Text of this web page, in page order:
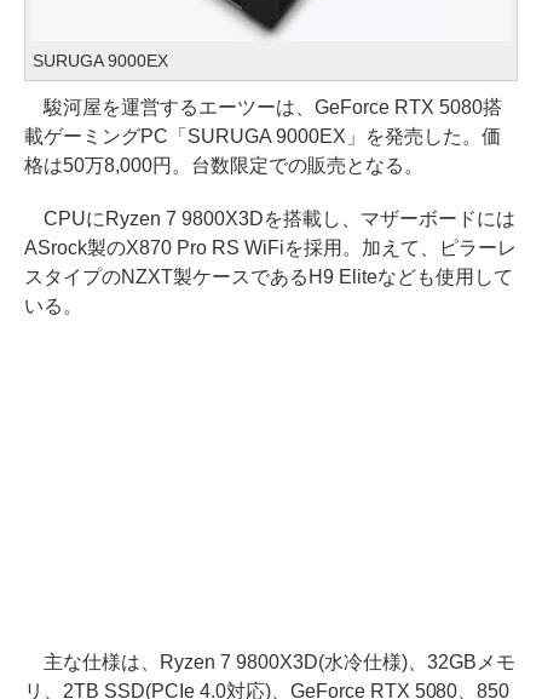
SURUGA 9000EX
駿河屋を運営するエーツーは、GeForce RTX 5080搭
載ゲーミングPC「SURUGA 9000EX」を発売した。価
格は50万8,000円。台数限定での販売となる。
CPUにRyzen 7 9800X3Dを搭載し、マザーボードには
ASrock製のX870 Pro RS WiFiを採用。加えて、ピラーレ
スタイプのNZXT製ケースであるH9 Eliteなども使用して
いる。
主な仕様は、Ryzen 7 9800X3D(水冷仕様)、32GBメモ
リ、2TB SSD(PCIe 4.0対応)、GeForce RTX 5080、850